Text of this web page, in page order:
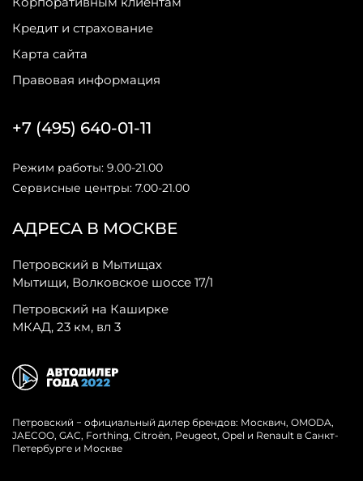
Кредит и страхование
Карта сайта
Правовая информация
АДРЕСА В МОСКВЕ
Петровский в Мытищах
Мытищи, Волковское шоссе 17/1
Петровский на Каширке
МКАД, 23 км, вл 3
+7 (495) 640-01-11
Режим работы: 9.00-21.00
Сервисные центры: 7.00-21.00
Петровский − официальный дилер брендов: Москвич, OMODA,
JAECOO, GAC, Forthing, Citroёn, Peugeot, Opel и Renault в Санкт-
Петербурге и Москве